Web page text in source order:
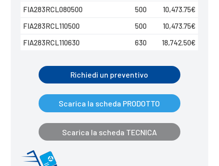
FIA283RCL080500
500 10,473.75€
FIA283RCL110500
500 10,473.75€
FIA283RCL110630
630 18,742.50€
Richiedi un preventivo
Scarica la scheda PRODOTTO
Scarica la scheda TECNICA